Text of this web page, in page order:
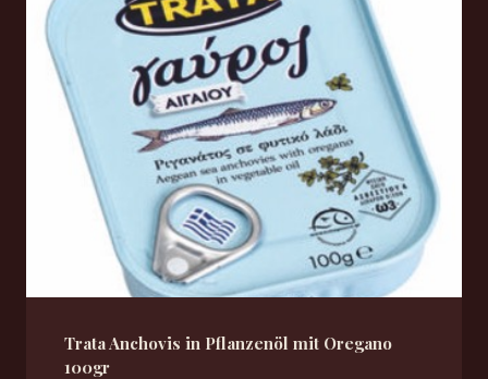
Trata Anchovis in Pflanzenöl mit Oregano
100gr